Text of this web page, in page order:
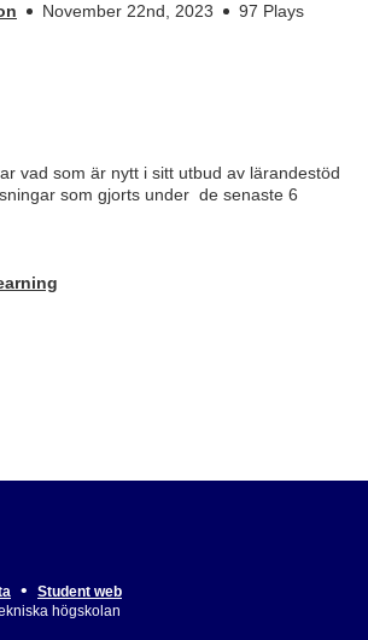
November 22nd, 2023
97 Plays
vad som är nytt i sitt utbud av lärandestöd
som gjorts under de senaste 6
•
Student web
högskolan